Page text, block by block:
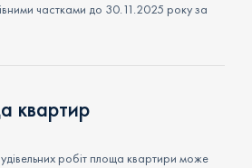
частками до 30.11.2025 року за
квартир
робіт площа квартири може